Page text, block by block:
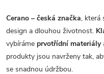
Cerano – česká značka, která
design a dlouhou životnost.
vybíráme prvotřídní materiály
produkty jsou navrženy tak,
se snadnou údržbou.